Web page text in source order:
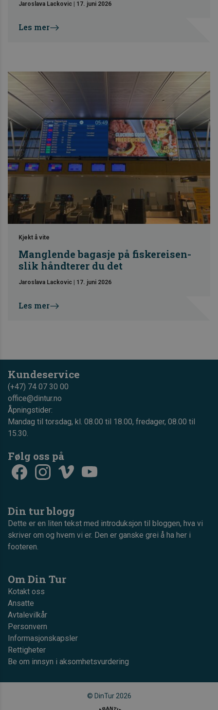
Jaroslava Lackovic 17. juni 2026
Les mer
Kjekt å vite
Manglende bagasje på fiskereisen-
slik håndterer du det
Jaroslava Lackovic | 17. juni 2026
Les mer
Kundeservice
(+47) 74 07 30 00
office@dintur.no
Åpningstider:
Mandag til torsdag, kl. 08.00 til 18.00, fredager, 08.00 til
15.30.
Følg oss på
Din tur blogg
Dette er en liten tekst med introduksjon til bloggen, hva vi
skriver om og hvem vi er. Den er ganske grei å ha her i
footeren.
Om Din Tur
Kotakt oss
Ansatte
Avtalevilkår
Personvern
Informasjonskapsler
Rettigheter
Be om innsyn i aksomhetsvurdering
© DinTur 2026